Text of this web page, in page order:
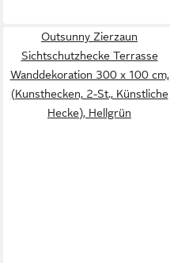
Outsunny Zierzaun
Sichtschutzhecke Terrasse
Wanddekoration 300 x 100 cm,
(Kunsthecken, 2-St., Künstliche
Hecke), Hellgrün